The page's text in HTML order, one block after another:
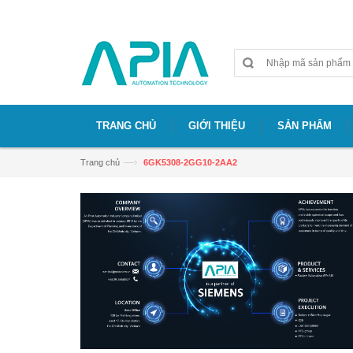
TRANG CHỦ GIỚI THIỆU SẢN PHẨM
Trang chủ —› 6GK5308-2GG10-2AA2